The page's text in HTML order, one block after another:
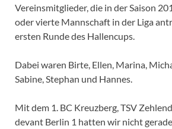
Vereinsmitglieder, die in der Saison
oder vierte Mannschaft in der Liga
ersten Runde des Hallencups.
Dabei waren Birte, Ellen, Marina,
Sabine, Stephan und Hannes.
Mit dem 1. BC Kreuzberg, TSV
devant Berlin 1 hatten wir nicht